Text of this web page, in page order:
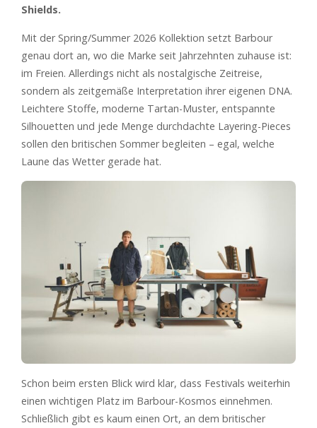
Shields.
Mit der Spring/Summer 2026 Kollektion setzt Barbour
genau dort an, wo die Marke seit Jahrzehnten zuhause ist:
im Freien. Allerdings nicht als nostalgische Zeitreise,
sondern als zeitgemäße Interpretation ihrer eigenen DNA.
Leichtere Stoffe, moderne Tartan-Muster, entspannte
Silhouetten und jede Menge durchdachte Layering-Pieces
sollen den britischen Sommer begleiten – egal, welche
Laune das Wetter gerade hat.
Schon beim ersten Blick wird klar, dass Festivals weiterhin
einen wichtigen Platz im Barbour-Kosmos einnehmen.
Schließlich gibt es kaum einen Ort, an dem britischer